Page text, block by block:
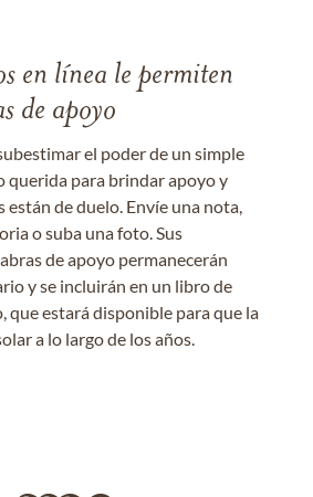
en línea le permiten
de apoyo
el poder de un simple
querida para brindar apoyo y
están de duelo. Envíe una nota,
o suba una foto. Sus
de apoyo permanecerán
y se incluirán en un libro de
que estará disponible para que la
a lo largo de los años.